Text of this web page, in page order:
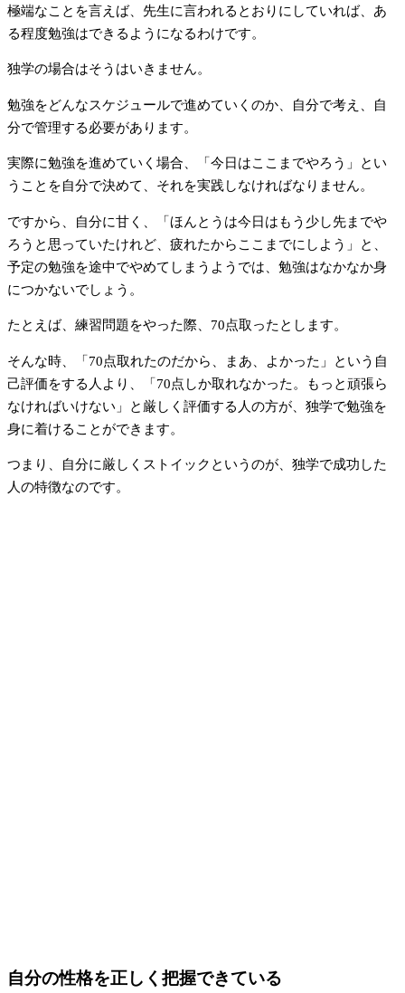
極端なことを言えば、先生に言われるとおりにしていれば、あ
る程度勉強はできるようになるわけです。
独学の場合はそうはいきません。
勉強をどんなスケジュールで進めていくのか、自分で考え、自
分で管理する必要があります。
実際に勉強を進めていく場合、「今日はここまでやろう」とい
うことを自分で決めて、それを実践しなければなりません。
ですから、自分に甘く、「ほんとうは今日はもう少し先までや
ろうと思っていたけれど、疲れたからここまでにしよう」と、
予定の勉強を途中でやめてしまうようでは、勉強はなかなか身
につかないでしょう。
たとえば、練習問題をやった際、70点取ったとします。
そんな時、「70点取れたのだから、まあ、よかった」という自
己評価をする人より、「70点しか取れなかった。もっと頑張ら
なければいけない」と厳しく評価する人の方が、独学で勉強を
身に着けることができます。
つまり、自分に厳しくストイックというのが、独学で成功した
人の特徴なのです。
自分の性格を正しく把握できている